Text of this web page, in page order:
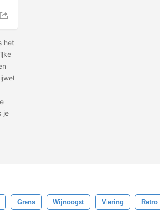
het
je
Grens Wijnoogst Viering Retro